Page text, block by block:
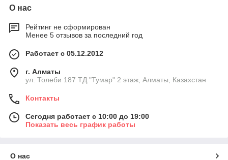
О нас
Рейтинг не сформирован
Менее 5 отзывов за последний год
Работает с 05.12.2012
г. Алматы
ул. Толеби 187 ТД "Тумар" 2 этаж, Алматы, Казахстан
Контакты
Сегодня работает с 10:00 до 19:00
Показать весь график работы
О нас